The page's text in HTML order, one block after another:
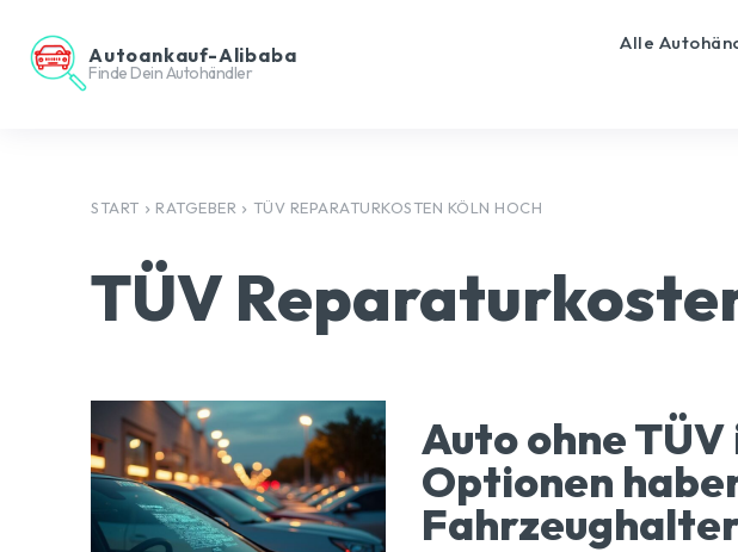
Autoankauf-Alibaba
Finde Dein Autohändler
Alle
START RATGEBER TÜV REPARATURKOSTEN KÖLN HOCH
TÜV
Auto ohne
Optionen